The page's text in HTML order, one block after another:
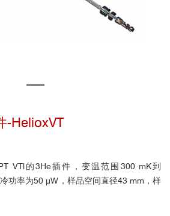
-HelioxVT
VTl的3He插件，变温范围300 mK到
功率为50 μW，样品空间直径43 mm，样